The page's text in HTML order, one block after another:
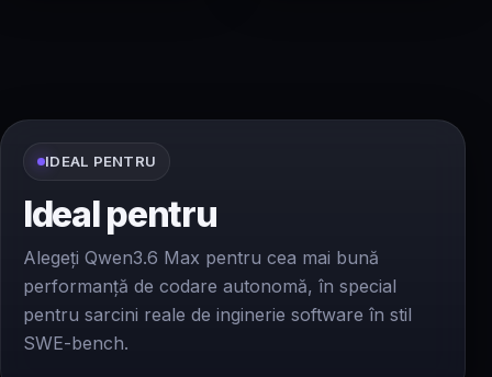
IDEAL PENTRU
Ideal pentru
Alegeți Qwen3.6 Max pentru cea mai bună
performanță de codare autonomă, în special
pentru sarcini reale de inginerie software în stil
SWE-bench.